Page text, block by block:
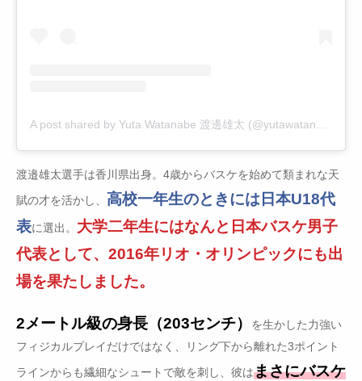
渡邉雄太選手は香川県出身。4歳からバスケを始めて類まれな天
賦の才を活かし、 高校一年生のときには日本U18代
表に選出。 大学二年生にはなんと日本バスケ男子
代表として、2016年リオ・オリンピックにも出
場を果たしました。
2メートル級の身長（203センチ）
を生かした力強い
フィジカルプレイだけではなく、リング下から離れた3ポイント
ラインからも繊細なシュートで敵を刺し、彼はまさにバスケ